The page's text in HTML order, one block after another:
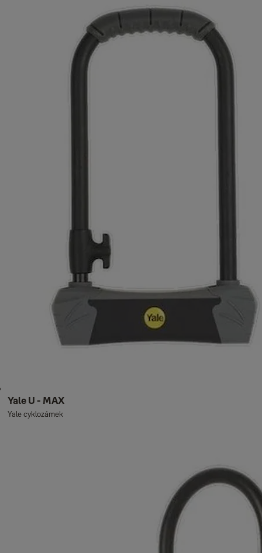
Yale U - MAX
Yale cyklozámek